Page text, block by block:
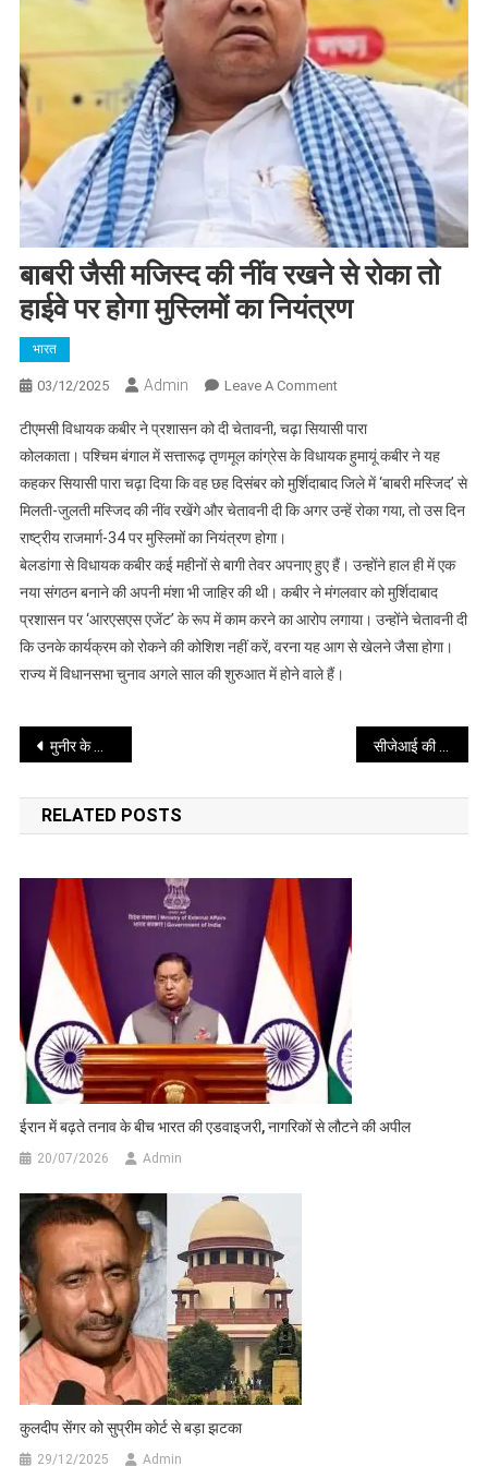
बाबरी जैसी मजिस्द की नींव रखने से रोका तो
हाईवे पर होगा मुस्लिमों का नियंत्रण
भारत
03/12/2025 Admin Leave A CommentOn
जैसी
मजिस्द
की
नींव
से
रोका
हाईवे
होगा
नियंत्रण
टीएमसी विधायक कबीर ने प्रशासन को दी चेतावनी, चढ़ा सियासी पारा
कोलकाता। पश्चिम बंगाल में सत्तारूढ़ तृणमूल कांग्रेस के विधायक हुमायूं कबीर ने यह
कहकर सियासी पारा चढ़ा दिया कि वह छह दिसंबर को मुर्शिदाबाद जिले में ‘बाबरी मस्जिद’ से
मिलती-जुलती मस्जिद की नींव रखेंगे और चेतावनी दी कि अगर उन्हें रोका गया, तो उस दिन
राष्ट्रीय राजमार्ग-34 पर मुस्लिमों का नियंत्रण होगा।
बेलडांगा से विधायक कबीर कई महीनों से बागी तेवर अपनाए हुए हैं। उन्होंने हाल ही में एक
नया संगठन बनाने की अपनी मंशा भी जाहिर की थी। कबीर ने मंगलवार को मुर्शिदाबाद
प्रशासन पर ‘आरएसएस एजेंट’ के रूप में काम करने का आरोप लगाया। उन्होंने चेतावनी दी
कि उनके कार्यक्रम को रोकने की कोशिश नहीं करें, वरना यह आग से खेलने जैसा होगा।
राज्य में विधानसभा चुनाव अगले साल की शुरुआत में होने वाले हैं।
Post
navigation
मुनीर के सीडीएफ बनाने को लेकर पाकिस्तानी सेना में घमासान, गुस्से में विदेश चले गए शहबाज सीजेआई की टिप्पणी पर टीएमसी सांसद की प्रतिक्रिया से मचा बवाल
RELATED POSTS
ईरान में बढ़ते तनाव के बीच भारत की एडवाइजरी, नागरिकों से लौटने की अपील
20/07/2026 Admin
कुलदीप सेंगर को सुप्रीम कोर्ट से बड़ा झटका
29/12/2025 Admin